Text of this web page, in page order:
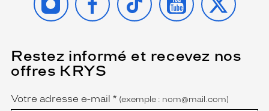
Restez informé et recevez nos
offres KRYS
Name
Votre adresse e-mail *
(Ce
champ
est
obligatoire)
(exemple : nom@mail.com)